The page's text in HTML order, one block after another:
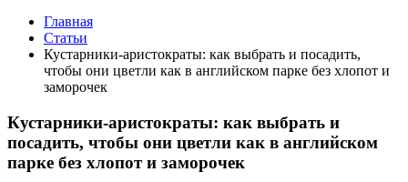
Главная
Статьи
Кустарники-аристократы: как выбрать и посадить,
чтобы они цветли как в английском парке без хлопот и
заморочек
Кустарники-аристократы: как выбрать и
посадить, чтобы они цветли как в английском
парке без хлопот и заморочек